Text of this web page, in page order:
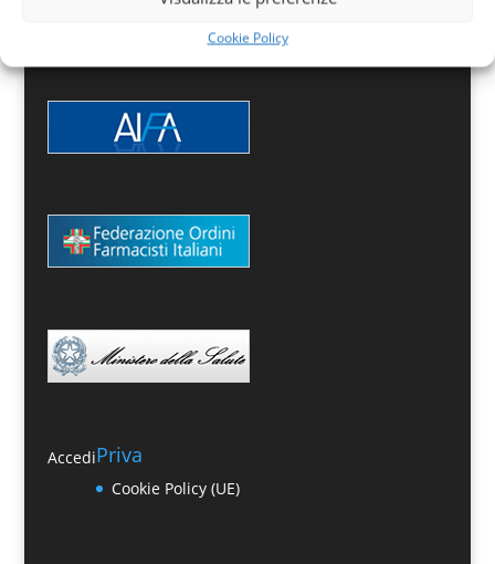
Cookie Policy
AccediPriva
Cookie Policy (UE)